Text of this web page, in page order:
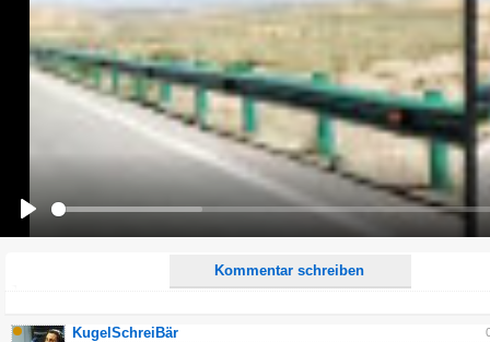
Kommentar schreiben
E-Mail-Adresse (optional):
Kommentar:
Alle HTML-Tags außer <br>, <strike> und <i> werden aus Deinem Kommentar entfernt.
URLs werden automatisch umgewandelt. Bitte verwende "www." oder "http://" in URLs
Ich möchte eine E-Mail, wenn zu meinem Kommentar Antworten erscheinen.
Ich möchte eine E-Mail, wenn auf dieser Seite weitere Kommentare erscheinen.
KugelSchreiBär